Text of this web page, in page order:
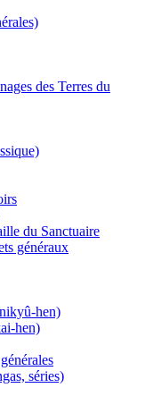
des Terres du
du Sanctuaire
généraux
hen)
hen)
séries)